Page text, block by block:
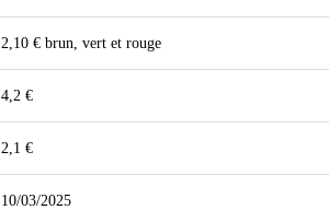
2,10 € brun, vert et rouge
4,2 €
2,1 €
10/03/2025